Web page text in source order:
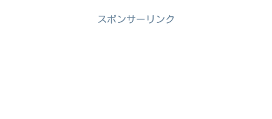
スポンサーリンク